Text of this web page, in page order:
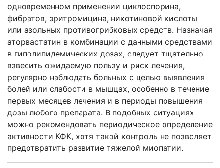
одновременном применении циклоспорина,
фибратов, эритромицина, никотиновой кислоты
или азольных противогрибковых средств. Назначая
аторвастатин в комбинации с данными средствами
в гиполипидемических дозах, следует тщательно
взвесить ожидае­мую пользу и риск лечения,
регулярно наблюдать больных с целью выявления
болей или слабости в мышцах, особенно в течение
первых месяцев лечения и в периоды повышения
дозы любого препарата. В подобных ситуациях
можно ре­комендовать периодическое определение
активности КФК, хотя такой контроль не позволяет
предотвратить развитие тяжелой миопатии.